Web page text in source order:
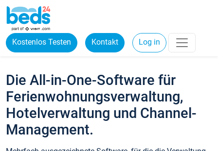
Kostenlos Testen Kontakt Log in
Die All-in-One-Software für
Ferienwohnungsverwaltung,
Hotelverwaltung und Channel-
Management.